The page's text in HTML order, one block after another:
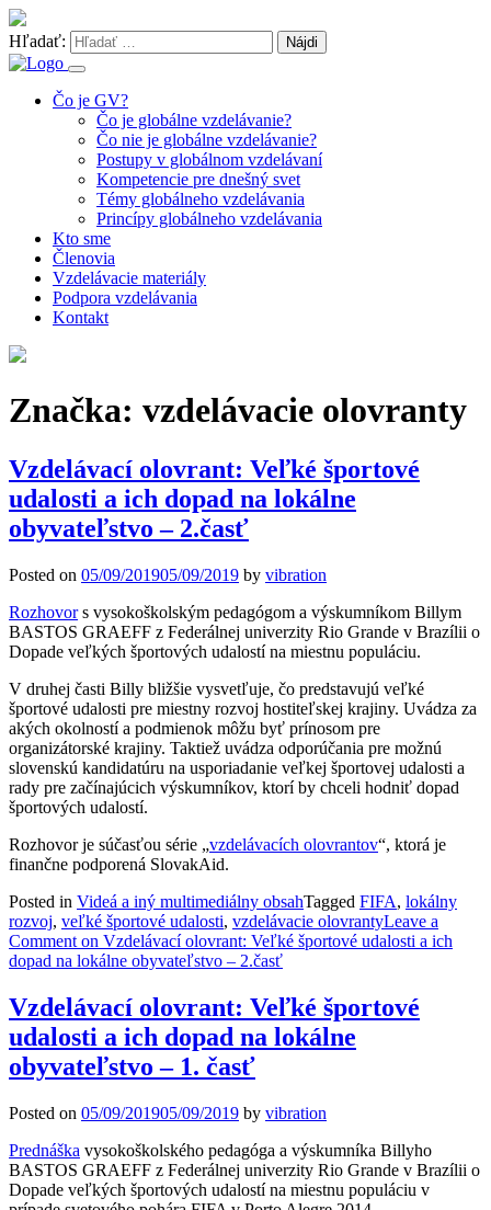
Hľadať:
Čo je GV?
Čo je globálne vzdelávanie?
Čo nie je globálne vzdelávanie?
Postupy v globálnom vzdelávaní
Kompetencie pre dnešný svet
Témy globálneho vzdelávania
Princípy globálneho vzdelávania
Kto sme
Členovia
Vzdelávacie materiály
Podpora vzdelávania
Kontakt
Značka: vzdelávacie olovranty
Vzdelávací olovrant: Veľké športové
udalosti a ich dopad na lokálne
obyvateľstvo – 2.časť
Posted on 05/09/201905/09/2019 by vibration
Rozhovors vysokoškolským pedagógom a výskumníkom Billym
BASTOS GRAEFF z Federálnej univerzity Rio Grande v Brazílii o
Dopade veľkých športových udalostí na miestnu populáciu.
V druhej časti Billy bližšie vysvetľuje, čo predstavujú veľké
športové udalosti pre miestny rozvoj hostiteľskej krajiny. Uvádza za
akých okolností a podmienok môžu byť prínosom pre
organizátorské krajiny. Taktiež uvádza odporúčania pre možnú
slovenskú kandidatúru na usporiadanie veľkej športovej udalosti a
rady pre začínajúcich výskumníkov, ktorí by chceli hodniť dopad
športových udalostí.
Rozhovor je súčasťou série „vzdelávacích olovrantov“, ktorá je
finančne podporená SlovakAid.
Posted in Videá a iný multimediálny obsahTagged FIFA, lokálny
rozvoj, veľké športové udalosti, vzdelávacie olovrantyLeave a
Comment on Vzdelávací olovrant: Veľké športové udalosti a ich
dopad na lokálne obyvateľstvo – 2.časť
Vzdelávací olovrant: Veľké športové
udalosti a ich dopad na lokálne
obyvateľstvo – 1. časť
Posted on 05/09/201905/09/2019 by vibration
Prednáška vysokoškolského pedagóga a výskumníka Billyho
BASTOS GRAEFF z Federálnej univerzity Rio Grande v Brazílii o
Dopade veľkých športových udalostí na miestnu populáciu v